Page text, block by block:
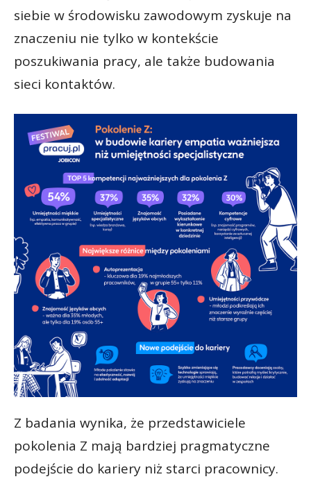
siebie w środowisku zawodowym zyskuje na
znaczeniu nie tylko w kontekście
poszukiwania pracy, ale także budowania
sieci kontaktów.
Z badania wynika, że przedstawiciele
pokolenia Z mają bardziej pragmatyczne
podejście do kariery niż starci pracownicy.